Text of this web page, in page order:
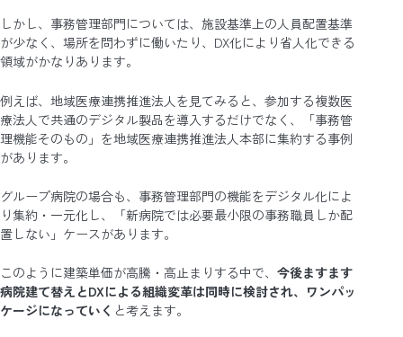
しかし、事務管理部門については、施設基準上の人員配置基準
が少なく、場所を問わずに働いたり、DX化により省人化できる
領域がかなりあります。
例えば、地域医療連携推進法人を見てみると、参加する複数医
療法人で共通のデジタル製品を導入するだけでなく、「事務管
理機能そのもの」を地域医療連携推進法人本部に集約する事例
があります。
グループ病院の場合も、事務管理部門の機能をデジタル化によ
り集約・一元化し、「新病院では必要最小限の事務職員しか配
置しない」ケースがあります。
このように建築単価が高騰・高止まりする中で、 今後ますます
病院建て替えとDXによる組織変革は同時に検討され、ワンパッ
ケージになっていく と考えます。